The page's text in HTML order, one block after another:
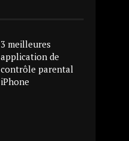
3 meilleures
application de
contrôle parental
iPhone